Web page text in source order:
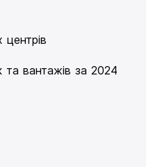
центрів
вантажів за 2024